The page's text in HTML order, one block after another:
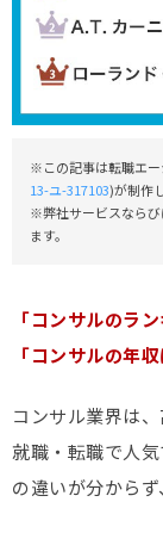
※この記事は転職エー
13-ユ-317103)が制作
※弊社サービスなら
ます。
「コンサルのラ
「コンサルの年
コンサル業界は
就職・転職で人
の違いが分から